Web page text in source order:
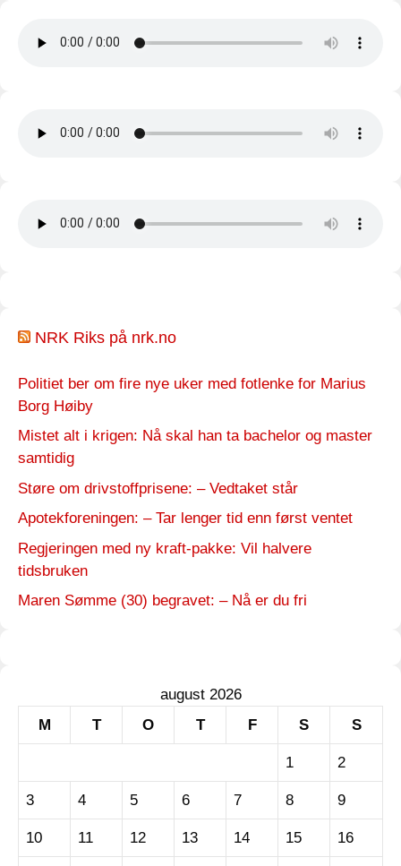
NRK Riks på nrk.no
Politiet ber om fire nye uker med fotlenke for Marius
Borg Høiby
Mistet alt i krigen: Nå skal han ta bachelor og master
samtidig
Støre om drivstoffprisene: – Vedtaket står
Apotekforeningen: – Tar lenger tid enn først ventet
Regjeringen med ny kraft-pakke: Vil halvere
tidsbruken
Maren Sømme (30) begravet: – Nå er du fri
august 2026
M
T O T F S S
1 2
3 4 5 6 7 8 9
10 11 12 13 14 15 16